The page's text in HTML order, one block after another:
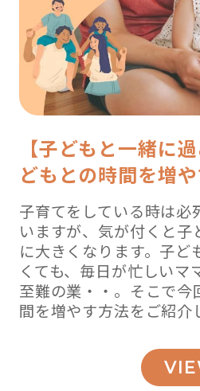
【子どもと一緒に
どもとの時間を増や
子育てをしている時は必
いますが、気が付くと
に大きくなります。子ど
くても、毎日が忙しいマ
至難の業・・。そこで
間を増やす方法をご紹介